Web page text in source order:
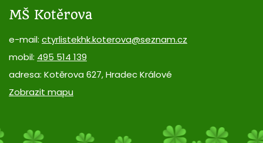
MŠ Kotěrova
e-mail: ctyrlistekhk.koterova@seznam.cz
mobil: 495 514 139
adresa: Kotěrova 627, Hradec Králové
Zobrazit mapu